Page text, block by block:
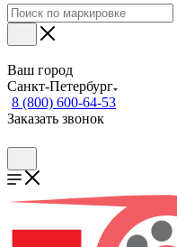
Ваш город
Санкт-Петербург
8 (800) 600-64-53
Заказать звонок